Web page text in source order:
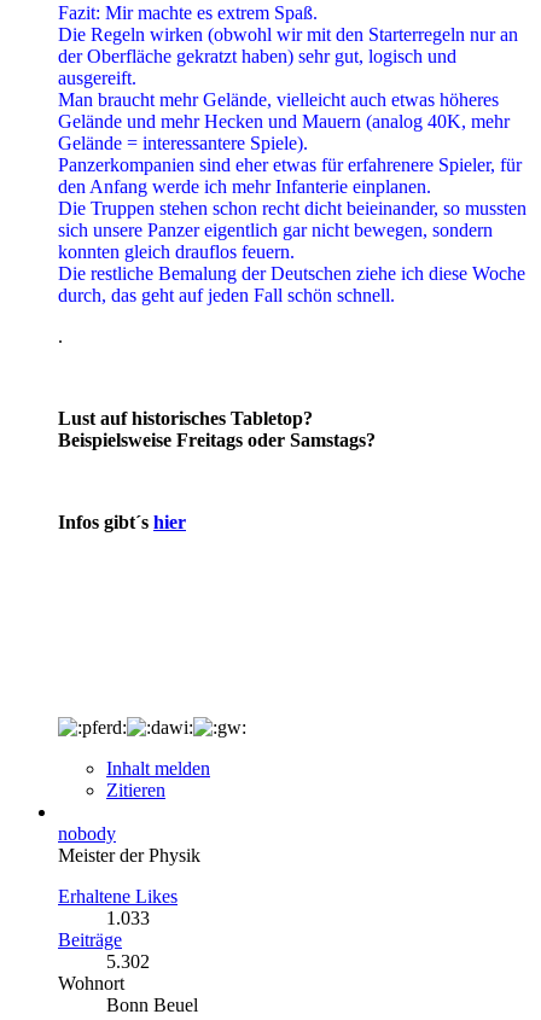
Fazit: Mir machte es extrem Spaß.
Die Regeln wirken (obwohl wir mit den Starterregeln nur an
der Oberfläche gekratzt haben) sehr gut, logisch und
ausgereift.
Man braucht mehr Gelände, vielleicht auch etwas höheres
Gelände und mehr Hecken und Mauern (analog 40K, mehr
Gelände = interessantere Spiele).
Panzerkompanien sind eher etwas für erfahrenere Spieler, für
den Anfang werde ich mehr Infanterie einplanen.
Die Truppen stehen schon recht dicht beieinander, so mussten
sich unsere Panzer eigentlich gar nicht bewegen, sondern
konnten gleich drauflos feuern.
Die restliche Bemalung der Deutschen ziehe ich diese Woche
durch, das geht auf jeden Fall schön schnell.
.
Lust auf historisches Tabletop?
Beispielsweise Freitags oder Samstags?
Infos gibt´s hier
Inhalt melden
Zitieren
nobody
Meister der Physik
Erhaltene Likes
1.033
Beiträge
5.302
Wohnort
Bonn Beuel